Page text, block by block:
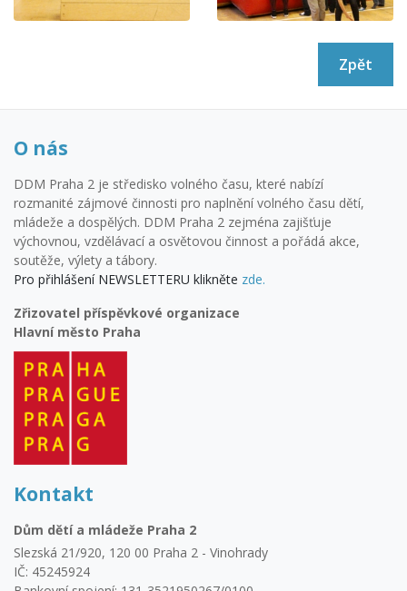
Zpět
O nás
DDM Praha 2 je středisko volného času, které nabízí
rozmanité zájmové činnosti pro naplnění volného času dětí,
mládeže a dospělých. DDM Praha 2 zejména zajišťuje
výchovnou, vzdělávací a osvětovou činnost a pořádá akce,
soutěže, výlety a tábory.
Pro přihlášení NEWSLETTERU klikněte zde.
Zřizovatel příspěvkové organizace
Hlavní město Praha
Kontakt
Dům dětí a mládeže Praha 2
Slezská 21/920, 120 00 Praha 2 - Vinohrady
IČ: 45245924